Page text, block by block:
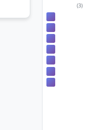
(3)